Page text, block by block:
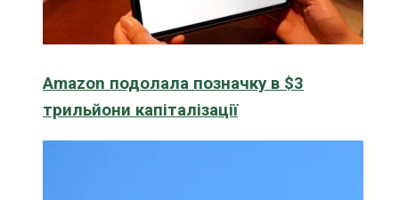
Amazon подолала позначку в $3
трильйони капіталізації